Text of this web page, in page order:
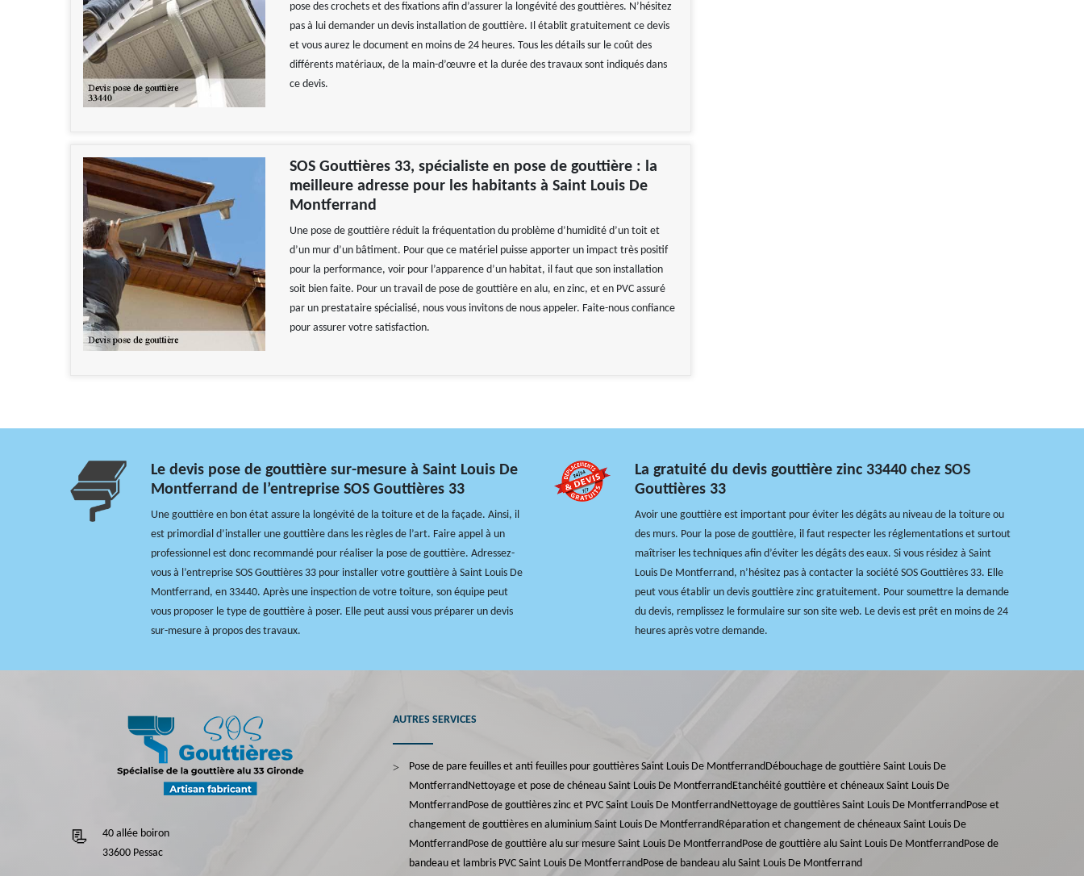
pose des crochets et des fixations afin d’assurer la longévité des gouttières. N’hésitez
pas à lui demander un devis installation de gouttière. Il établit gratuitement ce devis
et vous aurez le document en moins de 24 heures. Tous les détails sur le coût des
différents matériaux, de la main-d’œuvre et la durée des travaux sont indiqués dans
ce devis.
SOS Gouttières 33, spécialiste en pose de gouttière : la
meilleure adresse pour les habitants à Saint Louis De
Montferrand
Une pose de gouttière réduit la fréquentation du problème d’humidité d’un toit et
d’un mur d’un bâtiment. Pour que ce matériel puisse apporter un impact très positif
pour la performance, voir pour l’apparence d’un habitat, il faut que son installation
soit bien faite. Pour un travail de pose de gouttière en alu, en zinc, et en PVC assuré
par un prestataire spécialisé, nous vous invitons de nous appeler. Faite-nous confiance
pour assurer votre satisfaction.
Le devis pose de gouttière sur-mesure à Saint Louis De
Montferrand de l’entreprise SOS Gouttières 33
Une gouttière en bon état assure la longévité de la toiture et de la façade. Ainsi, il
est primordial d’installer une gouttière dans les règles de l’art. Faire appel à un
professionnel est donc recommandé pour réaliser la pose de gouttière. Adressez-
vous à l’entreprise SOS Gouttières 33 pour installer votre gouttière à Saint Louis De
Montferrand, en 33440. Après une inspection de votre toiture, son équipe peut
vous proposer le type de gouttière à poser. Elle peut aussi vous préparer un devis
sur-mesure à propos des travaux.
La gratuité du devis gouttière zinc 33440 chez SOS
Gouttières 33
Avoir une gouttière est important pour éviter les dégâts au niveau de la toiture ou
des murs. Pour la pose de gouttière, il faut respecter les réglementations et surtout
maîtriser les techniques afin d’éviter les dégâts des eaux. Si vous résidez à Saint
Louis De Montferrand, n’hésitez pas à contacter la société SOS Gouttières 33. Elle
peut vous établir un devis gouttière zinc gratuitement. Pour soumettre la demande
du devis, remplissez le formulaire sur son site web. Le devis est prêt en moins de 24
heures après votre demande.
40 allée boiron
33600 Pessac
AUTRES SERVICES
Pose de pare feuilles et anti feuilles pour gouttières Saint Louis De MontferrandDébouchage de gouttière Saint Louis De
MontferrandNettoyage et pose de chéneau Saint Louis De MontferrandEtanchéité gouttière et chéneaux Saint Louis De
MontferrandPose de gouttières zinc et PVC Saint Louis De MontferrandNettoyage de gouttières Saint Louis De MontferrandPose et
changement de gouttières en aluminium Saint Louis De MontferrandRéparation et changement de chéneaux Saint Louis De
MontferrandPose de gouttière alu sur mesure Saint Louis De MontferrandPose de gouttière alu Saint Louis De MontferrandPose de
bandeau et lambris PVC Saint Louis De MontferrandPose de bandeau alu Saint Louis De Montferrand